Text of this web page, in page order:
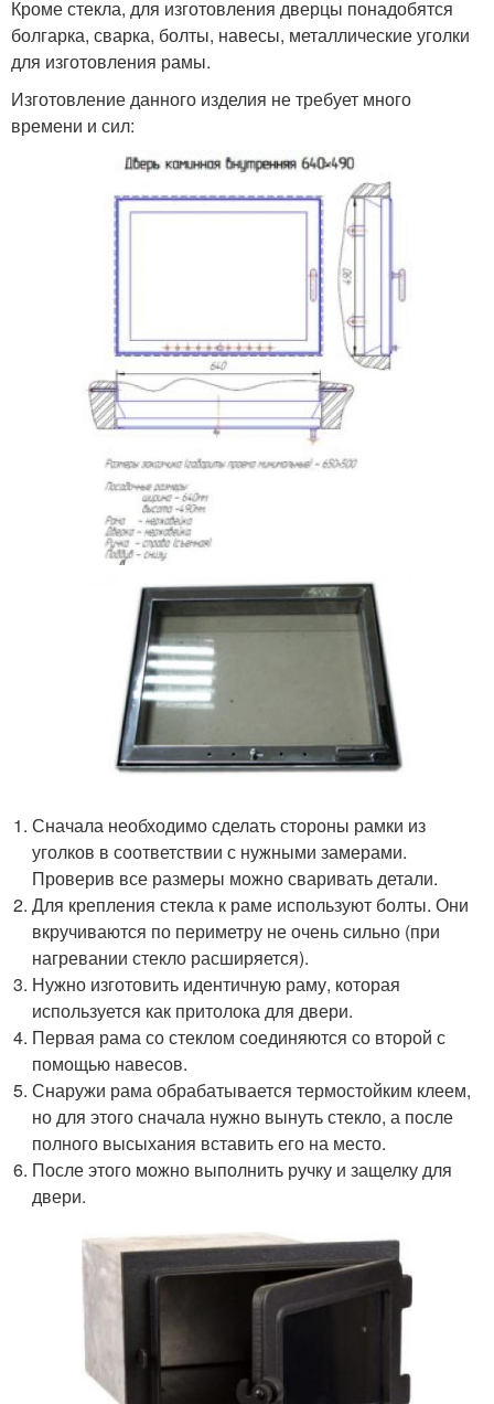
Кроме стекла, для изготовления дверцы понадобятся
болгарка, сварка, болты, навесы, металлические уголки
для изготовления рамы.
Изготовление данного изделия не требует много
времени и сил:
Сначала необходимо сделать стороны рамки из
уголков в соответствии с нужными замерами.
Проверив все размеры можно сваривать детали.
Для крепления стекла к раме используют болты. Они
вкручиваются по периметру не очень сильно (при
нагревании стекло расширяется).
Нужно изготовить идентичную раму, которая
используется как притолока для двери.
Первая рама со стеклом соединяются со второй с
помощью навесов.
Снаружи рама обрабатывается термостойким клеем,
но для этого сначала нужно вынуть стекло, а после
полного высыхания вставить его на место.
После этого можно выполнить ручку и защелку для
двери.